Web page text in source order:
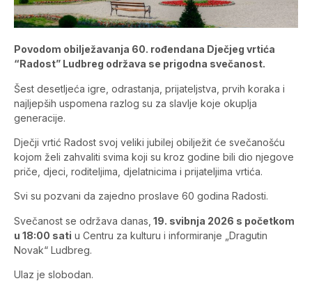
Povodom obilježavanja 60. rođendana Dječjeg vrtića
“Radost” Ludbreg održava se prigodna svečanost.
Šest desetljeća igre, odrastanja, prijateljstva, prvih koraka i
najljepših uspomena razlog su za slavlje koje okuplja
generacije.
Dječji vrtić Radost svoj veliki jubilej obilježit će svečanošću
kojom želi zahvaliti svima koji su kroz godine bili dio njegove
priče, djeci, roditeljima, djelatnicima i prijateljima vrtića.
Svi su pozvani da zajedno proslave 60 godina Radosti.
Svečanost se održava danas, 19. svibnja 2026 s početkom
u 18:00 sati u Centru za kulturu i informiranje „Dragutin
Novak“ Ludbreg.
Ulaz je slobodan.